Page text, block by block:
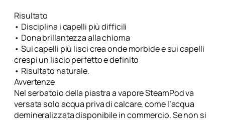
Risultato
• Disciplina i capelli più difficili
• Dona brillantezza alla chioma
• Sui capelli più lisci crea onde morbide e sui capelli
crespi un liscio perfetto e definito
• Risultato naturale.
Avvertenze
Nel serbatoio della piastra a vapore SteamPod va
versata solo acqua priva di calcare, come l’acqua
demineralizzata disponibile in commercio. Se non si